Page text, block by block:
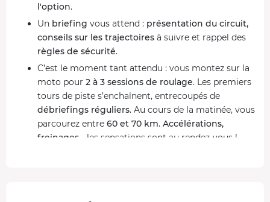
l'option.
Un briefing vous attend : présentation du circuit,
conseils sur les trajectoires à suivre et rappel des
règles de sécurité.
C’est le moment tant attendu : vous montez sur la
moto pour 2 à 3 sessions de roulage. Les premiers
tours de piste s’enchaînent, entrecoupés de
débriefings réguliers. Au cours de la matinée, vous
parcourez entre 60 et 70 km. Accélérations,
freinages ... les sensations sont au rendez-vous !